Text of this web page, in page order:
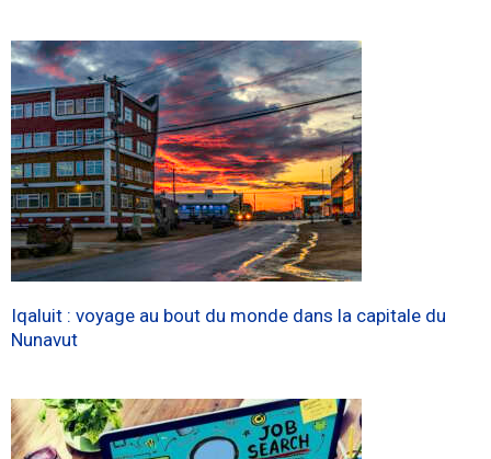
Iqaluit : voyage au bout du monde dans la capitale du
Nunavut